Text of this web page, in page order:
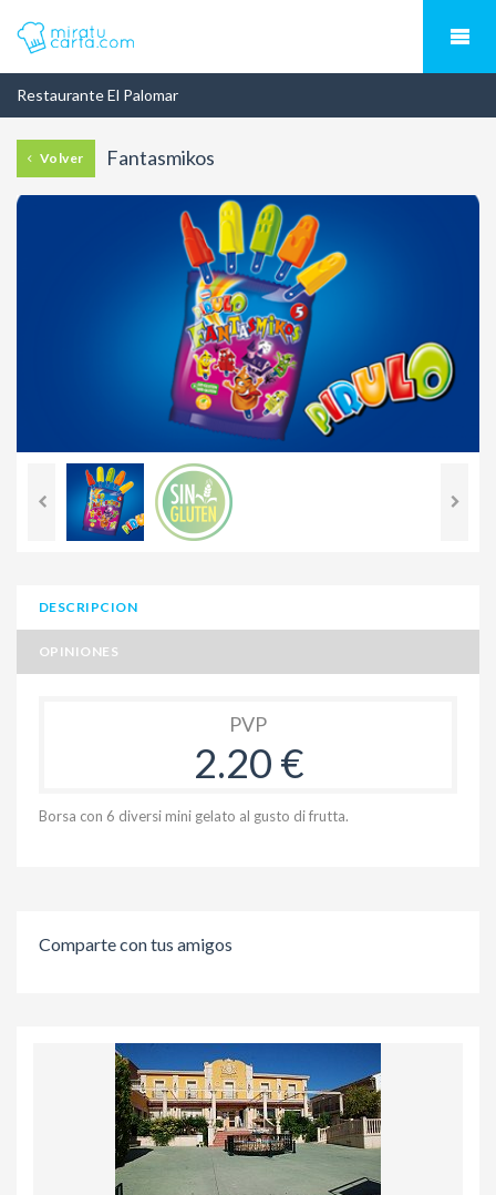
Restaurante El Palomar
Volver Fantasmikos
DESCRIPCION
OPINIONES
PVP
2.20 €
Borsa con 6 diversi mini gelato al gusto di frutta.
Comparte con tus amigos